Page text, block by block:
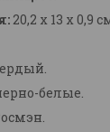
20,2 х 13 x 0,9
белые.